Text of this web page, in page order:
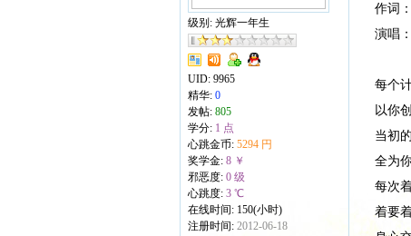
级别: 光辉一年生
UID: 9965
精华: 0
发帖: 805
学分: 1 点
心跳金币: 5294 円
奖学金: 8 ￥
邪恶度: 0 级
心跳度: 3 ℃
在线时间: 150(小时)
注册时间: 2012-06-18
作词
演唱
每个
以你
当初
全为
每次
着要